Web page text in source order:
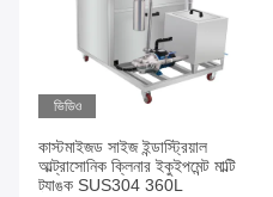
ভিডিও
কাস্টমাইজড সাইজ ইন্ডাস্ট্রিয়াল
আল্ট্রাসোনিক ক্লিনার ইকুইপমেন্ট মাল্টি
ট্যাঙ্ক SUS304 360L